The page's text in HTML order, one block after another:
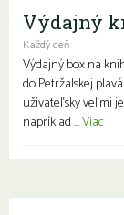
Výdajný
Každý deň
Výdajný box na
do Petržalskej
užívateľsky veľmi
napríklad ...Viac